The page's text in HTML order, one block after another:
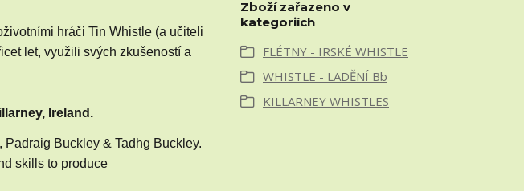
hráči Tin Whistle (a učiteli
let, využili svých zkušeností a
Ireland.
Buckley & Tadhg Buckley.
skills to produce
Zboží zařazeno v
kategoriích
FLÉTNY - IRSKÉ WHISTLE
WHISTLE - LADĚNÍ Bb
KILLARNEY WHISTLES